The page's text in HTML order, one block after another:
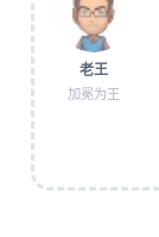
老王
加冕为王